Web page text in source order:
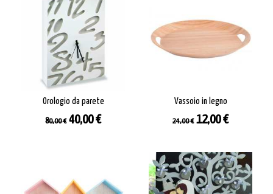
Orologio da parete
Prezzo
80,00 € Prezzo
40,00 €
Vassoio in legno
Prezzo
24,00 € Prezzo
12,00 €